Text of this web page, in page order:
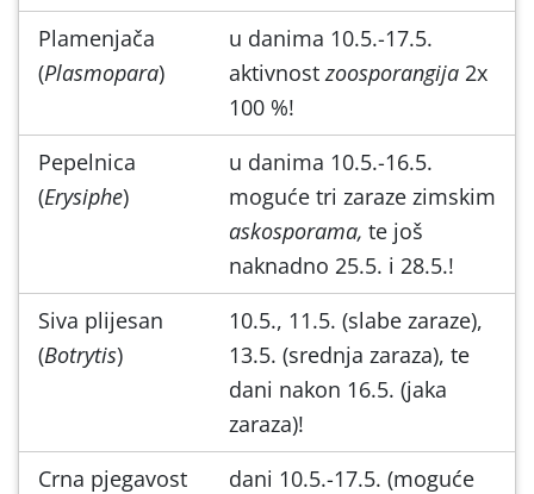
Plamenjača
(Plasmopara)
u danima 10.5.-17.5.
aktivnost zoosporangija 2x
100 %!
Pepelnica
(Erysiphe)
u danima 10.5.-16.5.
moguće tri zaraze zimskim
askosporama, te još
naknadno 25.5. i 28.5.!
Siva plijesan
(Botrytis)
10.5., 11.5. (slabe zaraze),
13.5. (srednja zaraza), te
dani nakon 16.5. (jaka
zaraza)!
Crna pjegavost
dani 10.5.-17.5. (moguće